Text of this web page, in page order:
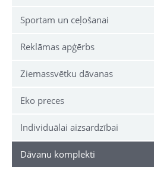
Sportam un ceļošanai
Reklāmas apģērbs
Ziemassvētku dāvanas
Eko preces
Individuālai aizsardzībai
Dāvanu komplekti